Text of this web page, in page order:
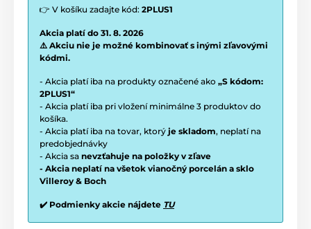
👉 V košíku zadajte kód: 2PLUS1
Akcia platí do 31. 8. 2026
⚠️ Akciu nie je možné kombinovať s inými zľavovými
kódmi.
- Akcia platí iba na produkty označené ako „S kódom:
2PLUS1“
- Akcia platí iba pri vložení minimálne 3 produktov do
košíka.
- Akcia platí iba na tovar, ktorý je skladom, neplatí na
predobjednávky
- Akcia sa nevzťahuje na položky v zľave
- Akcia neplatí na všetok vianočný porcelán a sklo
Villeroy & Boch
✔️ Podmienky akcie nájdete TU